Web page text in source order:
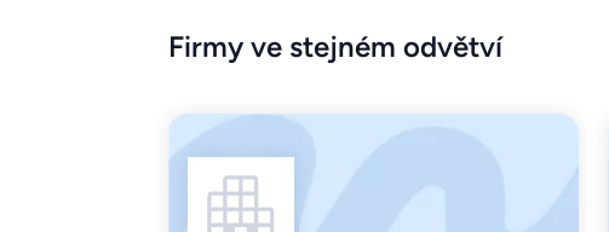
Firmy ve stejném odvětví